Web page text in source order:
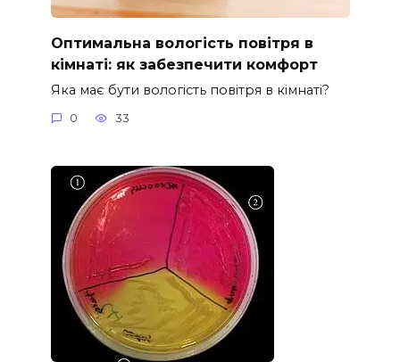
Оптимальна вологість повітря в
кімнаті: як забезпечити комфорт
Яка має бути вологість повітря в кімнаті?
0 33